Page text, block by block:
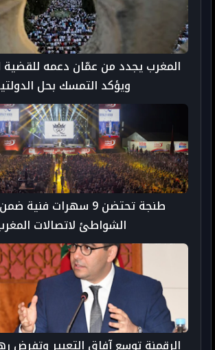
المغرب يجدد من عمّان دعمه للقضية
ويؤكد التمسك بحل
طنجة تحتضن 9 سهرات
الشواطئ لاتصالات
الرقمنة توسع آفاق التعبير وتفرض